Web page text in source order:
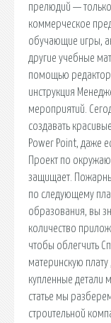
прелюдий —
коммерческое
обучающие игры,
другие учебные
помощью
инструкция
мероприятий.
создавать
Power Point, даже
Проект по
защищает.
по следующему
образования, вы
количество
чтобы облегчить
материнскую
купленные детали
статье мы
строительной